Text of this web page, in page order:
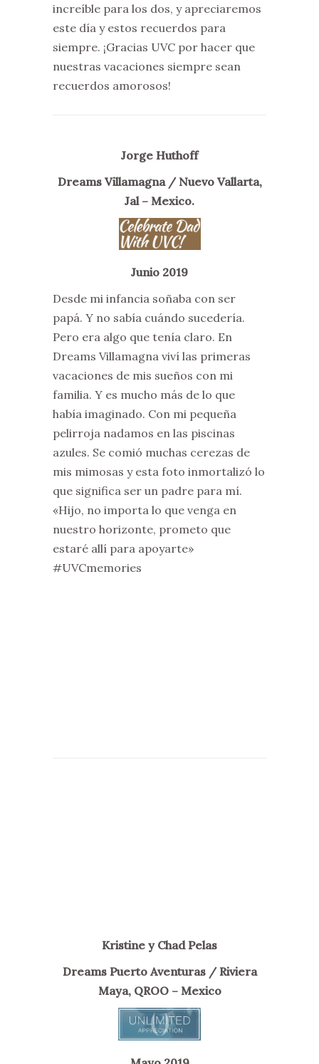
increíble para los dos, y apreciaremos
este día y estos recuerdos para
siempre. ¡Gracias UVC por hacer que
nuestras vacaciones siempre sean
recuerdos amorosos!
Jorge Huthoff
Dreams Villamagna / Nuevo Vallarta,
Jal – Mexico.
Junio 2019
Desde mi infancia soñaba con ser
papá. Y no sabía cuándo sucedería.
Pero era algo que tenía claro. En
Dreams Villamagna viví las primeras
vacaciones de mis sueños con mi
familia. Y es mucho más de lo que
había imaginado. Con mi pequeña
pelirroja nadamos en las piscinas
azules. Se comió muchas cerezas de
mis mimosas y esta foto inmortalizó lo
que significa ser un padre para mí.
«Hijo, no importa lo que venga en
nuestro horizonte, prometo que
estaré allí para apoyarte»
#UVCmemories
Kristine y Chad Pelas
Dreams Puerto Aventuras / Riviera
Maya, QROO – Mexico